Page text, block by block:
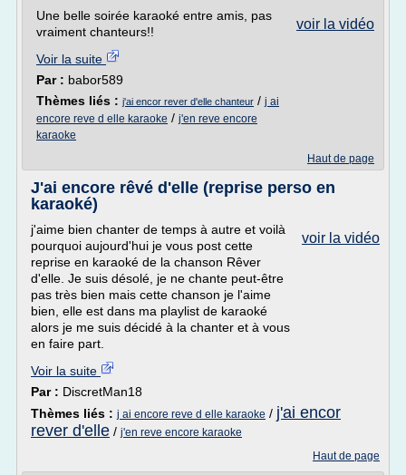
voir la vidéo
Une belle soirée karaoké entre amis, pas
vraiment chanteurs!!
Voir la suite
Par : babor589
Thèmes liés : j'ai encor rever d'elle chanteur / j ai
encore reve d elle karaoke / j'en reve encore
karaoke
Haut de page
J'ai encore rêvé d'elle (reprise perso en
karaoké)
voir la vidéo
j'aime bien chanter de temps à autre et voilà
pourquoi aujourd'hui je vous post cette
reprise en karaoké de la chanson Rêver
d'elle. Je suis désolé, je ne chante peut-être
pas très bien mais cette chanson je l'aime
bien, elle est dans ma playlist de karaoké
alors je me suis décidé à la chanter et à vous
en faire part.
Voir la suite
Par : DiscretMan18
Thèmes liés : j ai encore reve d elle karaoke / j'ai encor
rever d'elle / j'en reve encore karaoke
Haut de page